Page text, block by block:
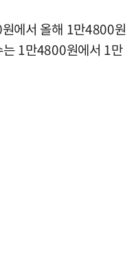
에서 올해 1만4800원
는 1만4800원에서 1만